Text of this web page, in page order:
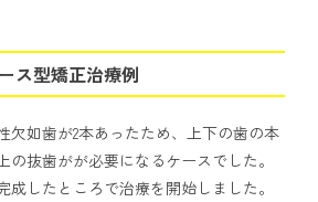
ス型矯正治療例
欠如歯が2本あったため、上下の歯の本
の抜歯がが必要になるケースでした。
成したところで治療を開始しました。